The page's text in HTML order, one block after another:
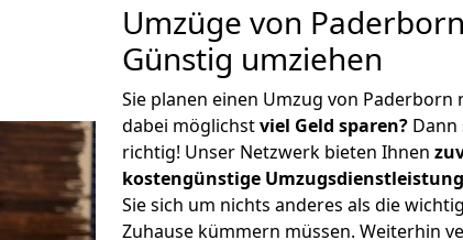
Umzüge von
Günstig umziehen
Sie planen einen Umzug von Paderborn
dabei möglichstviel Geld sparen? Dann
richtig! Unser Netzwerk bieten Ihnen
kostengünstige
Sie sich um nichts anderes als die
Zuhause kümmern müssen. Weiterhin